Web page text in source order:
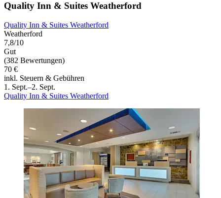
Quality Inn & Suites Weatherford
Quality Inn & Suites Weatherford
Weatherford
7,8/10
Gut
(382 Bewertungen)
70 €
inkl. Steuern & Gebühren
1. Sept.–2. Sept.
Quality Inn & Suites Weatherford